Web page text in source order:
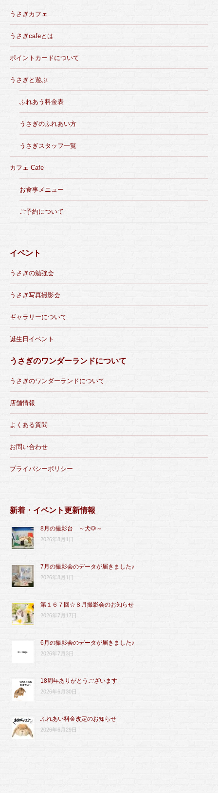
うさぎカフェ
うさぎcafeとは
ポイントカードについて
うさぎと遊ぶ
ふれあう料金表
うさぎのふれあい方
うさぎスタッフ一覧
カフェ Cafe
お食事メニュー
ご予約について
イベント
うさぎの勉強会
うさぎ写真撮影会
ギャラリーについて
誕生日イベント
うさぎのワンダーランドについて
うさぎのワンダーランドについて
店舗情報
よくある質問
お問い合わせ
プライバシーポリシー
新着・イベント更新情報
8月の撮影台 ～犬🐶～
2026年8月1日
7月の撮影会のデータが届きました♪
2026年8月1日
第１６７回☆８月撮影会のお知らせ
2026年7月17日
6月の撮影会のデータが届きました♪
2026年7月3日
18周年ありがとうございます
2026年6月30日
ふれあい料金改定のお知らせ
2026年6月29日